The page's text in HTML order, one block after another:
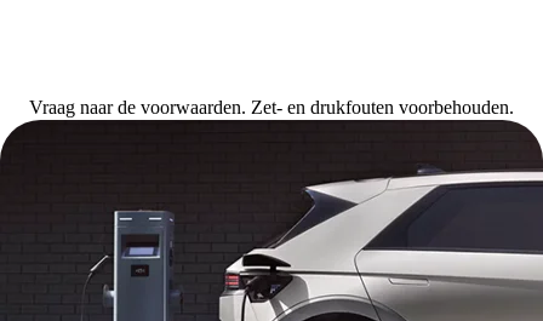
Vraag naar de voorwaarden. Zet- en drukfouten voorbehouden.